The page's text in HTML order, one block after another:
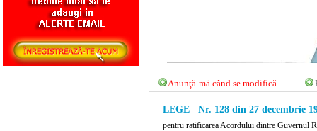
Anunţă-mă când se modifică
LEGE Nr. 128 din 27 decembrie
pentru ratificarea Acordului dintre Guvernul